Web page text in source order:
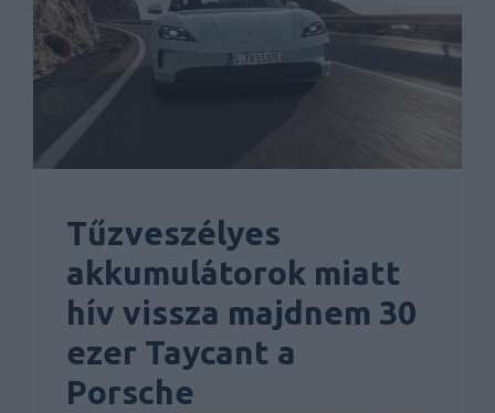
Tűzveszélyes
akkumulátorok miatt
hív vissza majdnem 30
ezer Taycant a
Porsche